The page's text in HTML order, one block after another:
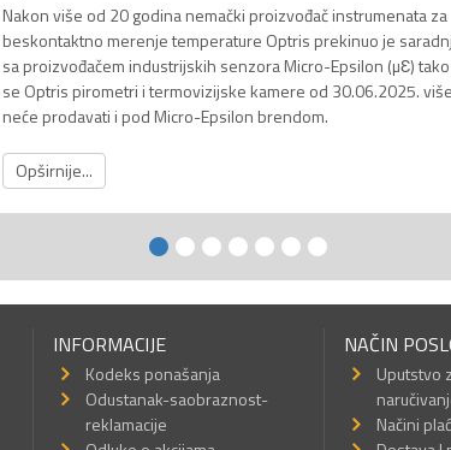
Nakon više od 20 godina nemački proizvođač instrumenata za
beskontaktno merenje temperature Optris prekinuo je
sa proizvođačem industrijskih senzora Micro-Epsilon (µƐ)
se Optris pirometri i termovizijske kamere od 30.06.2025. više
neće prodavati i pod Micro-Epsilon brendom.
Opširnije...
INFORMACIJE
Kodeks ponašanja
Odustanak-saobraznost-
reklamacije
NAČIN
Uputstvo
Načini